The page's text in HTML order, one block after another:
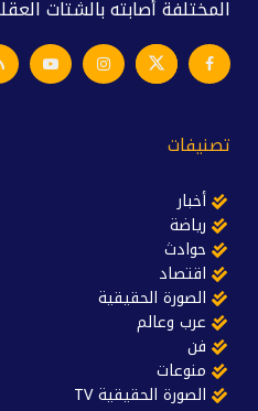
المختلفة أصابته بالشتات
تصنيفات
أخبار
رياضة
حوادث
اقتصاد
الصورة الحقيقية
عرب وعالم
فن
منوعات
الصورة الحقيقية TV